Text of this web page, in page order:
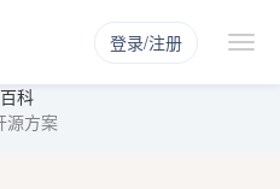
登录/注册
科
源方案